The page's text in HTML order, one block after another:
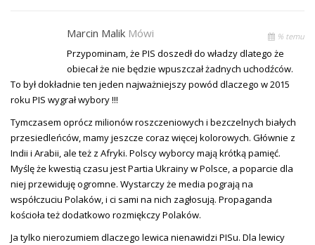
Marcin Malik Mówi % temu
Przypominam, że PIS doszedł do władzy dlatego że
obiecał że nie będzie wpuszczał żadnych uchodźców.
To był dokładnie ten jeden najważniejszy powód dlaczego w 2015
roku PIS wygrał wybory !!!
Tymczasem oprócz milionów roszczeniowych i bezczelnych białych
przesiedleńców, mamy jeszcze coraz więcej kolorowych. Głównie z
Indii i Arabii, ale też z Afryki. Polscy wyborcy mają krótką pamięć.
Myślę że kwestią czasu jest Partia Ukrainy w Polsce, a poparcie dla
niej przewiduję ogromne. Wystarczy że media pograją na
współczuciu Polaków, i ci sami na nich zagłosują. Propaganda
kościoła też dodatkowo rozmiękczy Polaków.
Ja tylko nierozumiem dlaczego lewica nienawidzi PISu. Dla lewicy